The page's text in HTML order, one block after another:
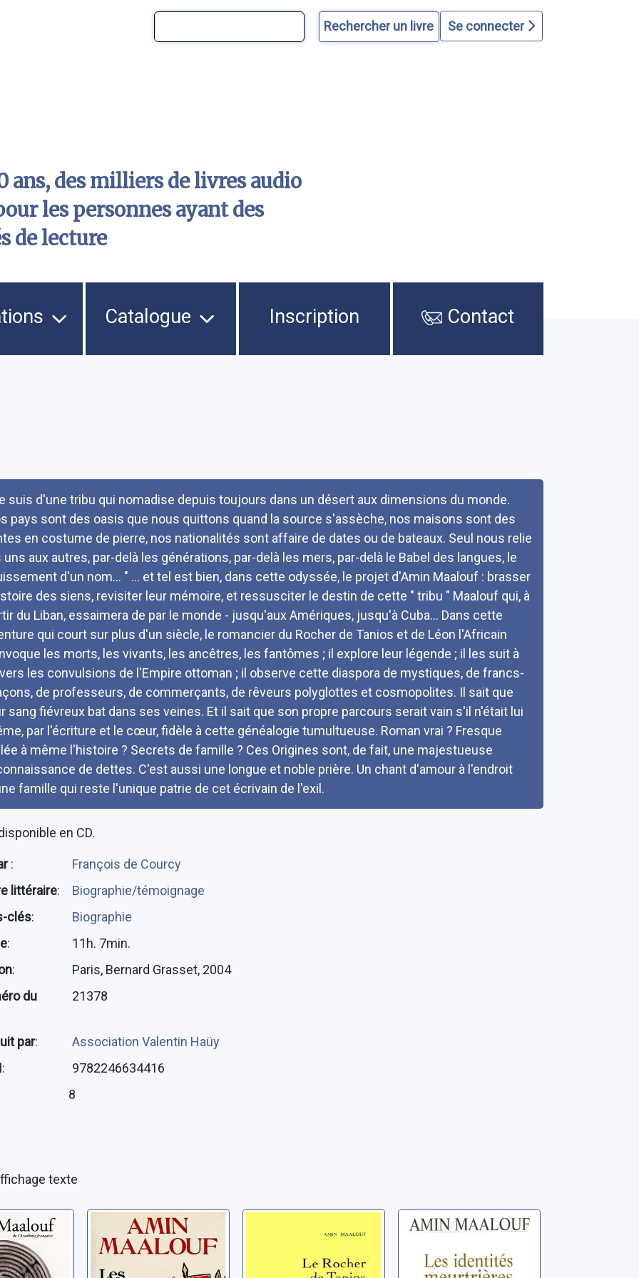
Se connecter
ans, des milliers de livres audio
les personnes ayant des
de lecture
Catalogue Inscription Contact
suis d'une tribu qui nomadise depuis toujours dans un désert aux dimensions du monde.
pays sont des oasis que nous quittons quand la source s'assèche, nos maisons sont des
en costume de pierre, nos nationalités sont affaire de dates ou de bateaux. Seul nous relie
uns aux autres, par-delà les générations, par-delà les mers, par-delà le Babel des langues, le
d'un nom... " ... et tel est bien, dans cette odyssée, le projet d'Amin Maalouf : brasser
des siens, revisiter leur mémoire, et ressusciter le destin de cette " tribu " Maalouf qui, à
du Liban, essaimera de par le monde - jusqu'aux Amériques, jusqu'à Cuba... Dans cette
qui court sur plus d'un siècle, le romancier du Rocher de Tanios et de Léon l'Africain
les morts, les vivants, les ancêtres, les fantômes ; il explore leur légende ; il les suit à
les convulsions de l'Empire ottoman ; il observe cette diaspora de mystiques, de francs-
de professeurs, de commerçants, de rêveurs polyglottes et cosmopolites. Il sait que
sang fiévreux bat dans ses veines. Et il sait que son propre parcours serait vain s'il n'était lui
par l'écriture et le cœur, fidèle à cette généalogie tumultueuse. Roman vrai ? Fresque
à même l'histoire ? Secrets de famille ? Ces Origines sont, de fait, une majestueuse
de dettes. C'est aussi une longue et noble prière. Un chant d'amour à l'endroit
famille qui reste l'unique patrie de cet écrivain de l'exil.
en CD.
:
François de Courcy
littéraire:
Biographie/témoignage
clés:
Biographie
:
11h. 7min.
:
Paris, Bernard Grasset, 2004
du
21378
par:
Association Valentin Haüy
:
9782246634416
8
texte
des
et ses
Les croisades
vues par les
Maalouf, Amin
Les identités
Maalouf, Amin